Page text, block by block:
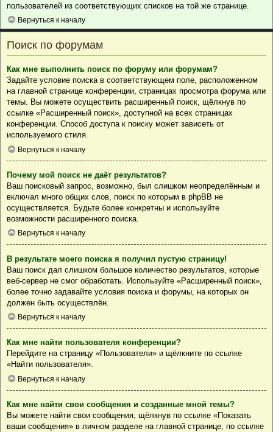
пользователей из соответствующих списков на той же странице.
Вернуться к началу
Поиск по форумам
Как мне выполнить поиск по форуму или форумам?
Задайте условие поиска в соответствующем поле, расположенном
на главной странице конференции, страницах просмотра форума или
темы. Вы можете осуществить расширенный поиск, щёлкнув по
ссылке «Расширенный поиск», доступной на всех страницах
конференции. Способ доступа к поиску может зависеть от
используемого стиля.
Вернуться к началу
Почему мой поиск не даёт результатов?
Ваш поисковый запрос, возможно, был слишком неопределённым и
включал много общих слов, поиск по которым в phpBB не
осуществляется. Будьте более конкретны и используйте
возможности расширенного поиска.
Вернуться к началу
В результате моего поиска я получил пустую страницу!
Ваш поиск дал слишком большое количество результатов, которые
веб-сервер не смог обработать. Используйте «Расширенный поиск»,
более точно задавайте условия поиска и форумы, на которых он
должен быть осуществлён.
Вернуться к началу
Как мне найти пользователя конференции?
Перейдите на страницу «Пользователи» и щёлкните по ссылке
«Найти пользователя».
Вернуться к началу
Как мне найти свои сообщения и созданные мной темы?
Вы можете найти свои сообщения, щёлкнув по ссылке «Показать
ваши сообщения» в личном разделе на главной странице, по ссылке